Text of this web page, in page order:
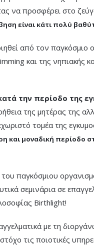
να προσφέρει στο
είναι κάτι πολύ
από τον παγκόσμιο
και της
την περίοδο της
της μητέρας της
τομέα της
και μοναδική
του παγκόσμιου
σεμινάρια σε
Birthlight!
με τη
τις ποιοτικές